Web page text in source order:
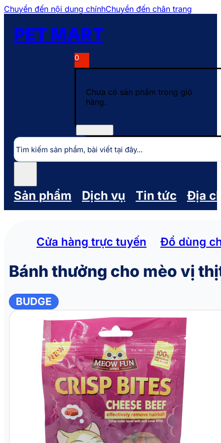
Chuyển đến nội dung chínhChuyển đến chân trang
PET MART
Tìm
kiếm
0
Chưa có sản phẩm trong giỏ
hàng.
Sản phẩm Dịch vụ Tin tức Địa
Cửa hàng trực tuyến Đồ dùng
Bánh thưởng cho mèo vị
BUDGE